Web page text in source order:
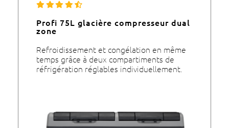
Profi 75L glacière compresseur dual
zone
Refroidissement et congélation en même
temps grâce à deux compartiments de
réfrigération réglables individuellement.